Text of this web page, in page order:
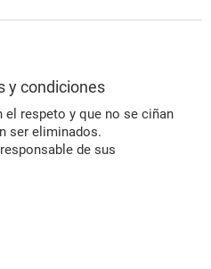
y condiciones
respeto y que no se ciñan
ser eliminados.
de sus